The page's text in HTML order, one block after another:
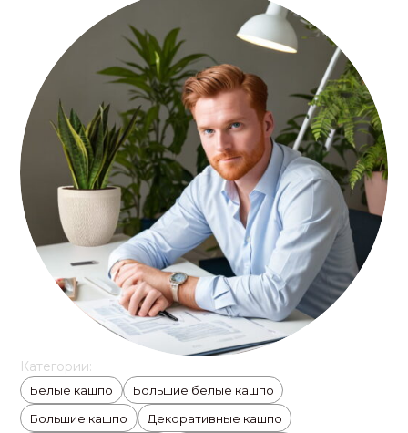
Категории:
Белые кашпо
Большие белые кашпо
Большие кашпо
Декоративные кашпо